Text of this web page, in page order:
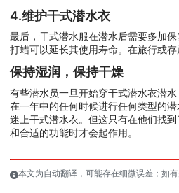
4.维护干式潜水衣
最后，干式潜水服在潜水后需要多加
打蜡可以延长其使用寿命。在旅行或存
保持湿润，保持干燥
有些潜水员一旦开始穿干式潜水衣潜水
在一年中的任何时候进行任何类型的
迷上干式潜水衣。但这只有在他们找
和合适的功能时才会起作用。
本文为自动翻译，可能存在细微误差；如有